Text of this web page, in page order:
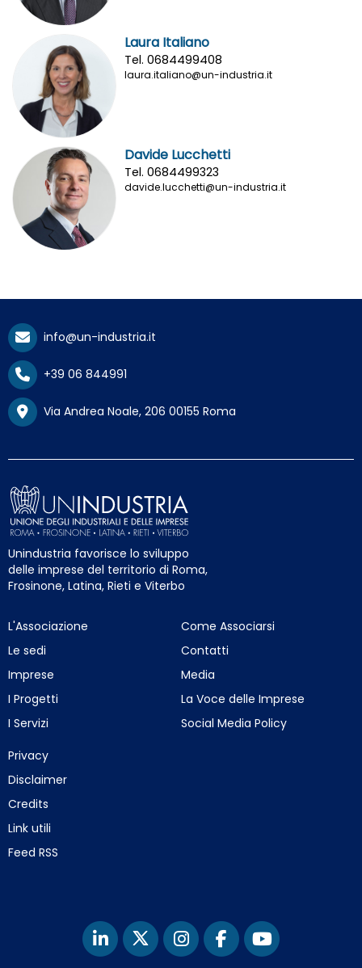
Laura Italiano
Tel. 0684499408
laura.italiano@un-industria.it
Davide Lucchetti
Tel. 0684499323
davide.lucchetti@un-industria.it
info@un-industria.it
+39 06 844991
Via Andrea Noale, 206 00155 Roma
Unindustria favorisce lo sviluppo
delle imprese del territorio di Roma,
Frosinone, Latina, Rieti e Viterbo
L'Associazione
Le sedi
Imprese
I Progetti
I Servizi
Come Associarsi
Contatti
Media
La Voce delle Imprese
Social Media Policy
Privacy
Disclaimer
Credits
Link utili
Feed RSS